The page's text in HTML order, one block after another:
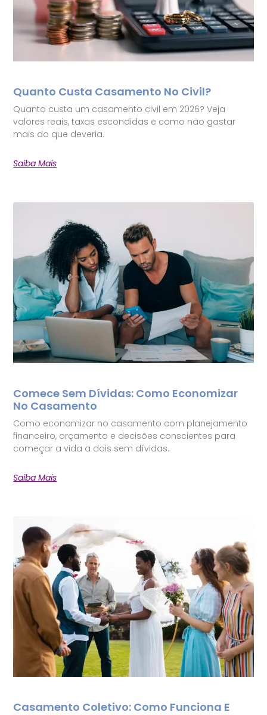
Quanto Custa Casamento No Civil?
Quanto custa um casamento civil em 2026? Veja
valores reais, taxas escondidas e como não gastar
mais do que deveria.
Saiba Mais
Comece Sem Dívidas: Como Economizar
No Casamento
Como economizar no casamento com planejamento
financeiro, orçamento e decisões conscientes para
começar a vida a dois sem dívidas.
Saiba Mais
Casamento Coletivo: Como Funciona E